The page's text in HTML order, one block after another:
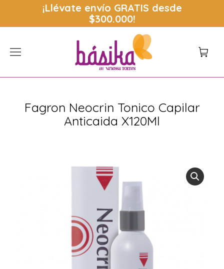
¡Llévate envío GRATIS desde
$300.000!
Fagron Neocrin Tonico Capilar
Anticaida X120Ml